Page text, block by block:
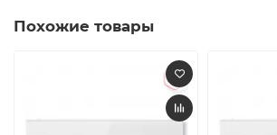
Похожие товары